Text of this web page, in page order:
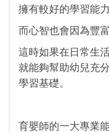
擁有較好的學習能力
而心智也會因為豐
這時如果在日常生
就能夠幫助幼兒充
學習基礎。
育嬰師的一大專業